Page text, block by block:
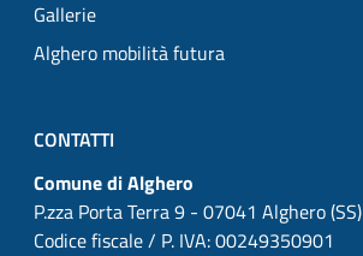
Gallerie
Alghero mobilità futura
CONTATTI
Comune di Alghero
P.zza Porta Terra 9 - 07041 Alghero (SS)
Codice fiscale / P. IVA: 00249350901